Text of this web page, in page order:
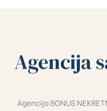
Agencija
Agencija BONUS